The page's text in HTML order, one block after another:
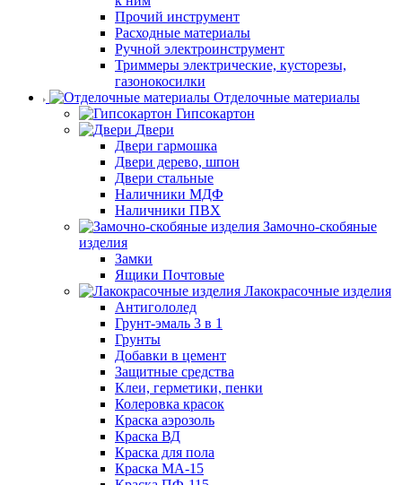
Прочий инструмент
Расходные материалы
Ручной электроинструмент
Триммеры электрические, кусторезы,
газонокосилки
Отделочные материалы
Гипсокартон
Двери
Двери гармошка
Двери дерево, шпон
Двери стальные
Наличники МДФ
Наличники ПВХ
Замочно-скобяные
изделия
Замки
Ящики Почтовые
Лакокрасочные изделия
Антигололед
Грунт-эмаль 3 в 1
Грунты
Добавки в цемент
Защитные средства
Клеи, герметики, пенки
Колеровка красок
Краска аэрозоль
Краска ВД
Краска для пола
Краска МА-15